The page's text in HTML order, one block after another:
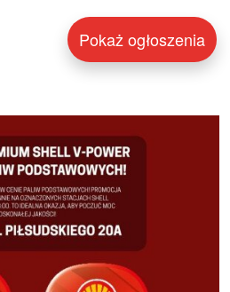
Pokaż ogłoszenia